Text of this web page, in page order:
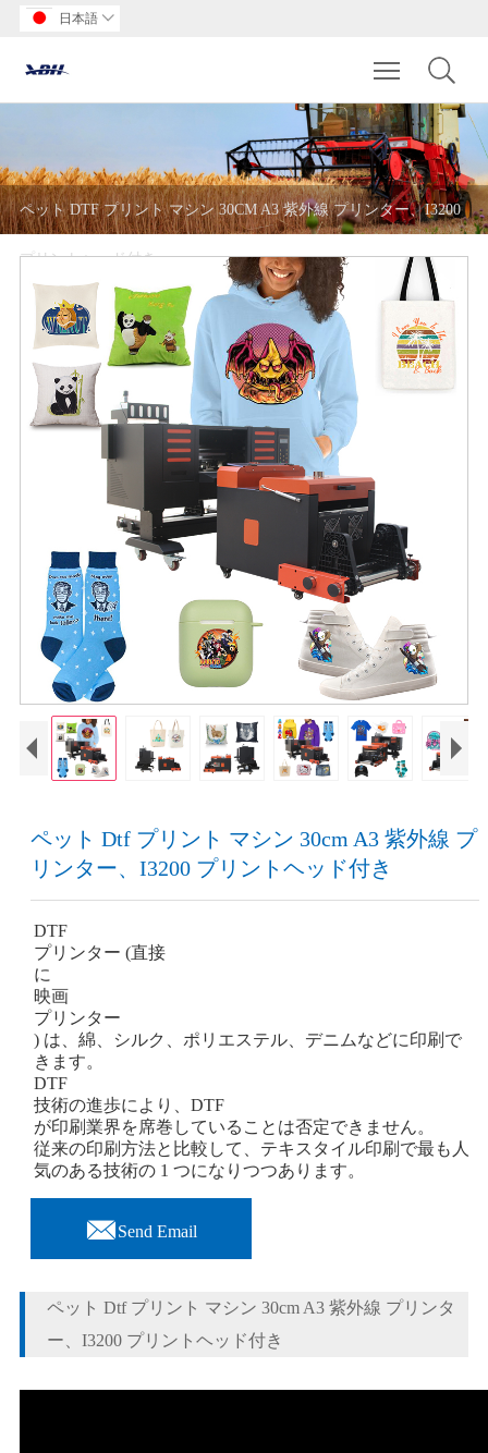
日本語 
Toggle
ペット DTF プリント マシン 30CM A3 紫外線 プリンター、I3200
プリントヘッド付き
ペット Dtf プリント マシン 30cm A3 紫外線 プ
リンター、I3200 プリントヘッド付き
DTF
プリンター (直接
に
映画
プリンター
) は、綿、シルク、ポリエステル、デニムなどに印刷で
きます。
DTF
技術の進歩により、DTF
が印刷業界を席巻していることは否定できません。
従来の印刷方法と比較して、テキスタイル印刷で最も人
気のある技術の 1 つになりつつあります。
Send Email
ペット Dtf プリント マシン 30cm A3 紫外線 プリンタ
ー、I3200 プリントヘッド付き